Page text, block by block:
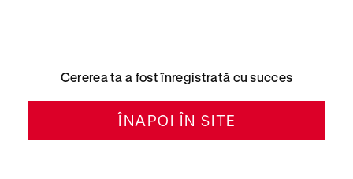
Cererea ta a fost înregistrată cu succes
ÎNAPOI ÎN SITE